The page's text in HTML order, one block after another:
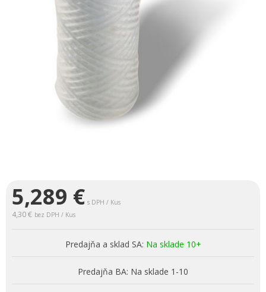
5,289 € s DPH / Kus
4,30 € bez DPH / Kus
Predajňa a sklad SA: Na sklade 10+
Predajňa BA: Na sklade 1-10